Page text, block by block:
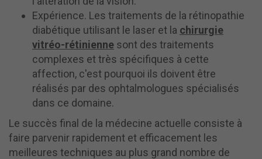
Expérience. Les traitements de la rétinopathie
diabétique utilisant le laser et la chirurgie
vitréo-rétinienne sont des traitements
complexes et très spécifiques à cette
affection, c'est pourquoi ils doivent être
réalisés par des ophtalmologues spécialisés
dans ce domaine.
Le succès final de la médecine actuelle consiste à
faire parvenir rapidement et efficacement les
meilleures techniques au plus grand nombre de